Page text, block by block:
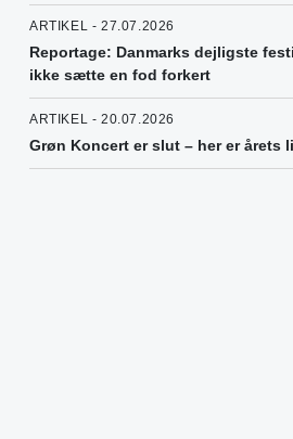
ARTIKEL - 27.07.2026
Reportage: Danmarks dejligste
ikke sætte en fod forkert
ARTIKEL - 20.07.2026
Grøn Koncert er slut – her er årets